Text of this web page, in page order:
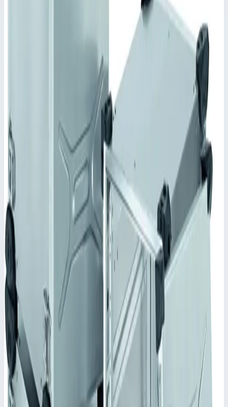
Штабелируется благодаря штабельным шишкам и
Изделия одинаковой номинальной глубиной можно
Ручки ZARGES Comfort для эргономичного
обслуживания и нагрузок до 50 кг.
Общие сведения
Артикул
📋
Характеристики
Внешние размеры
586,0х568,0х315,0 мм
Номинальная глубина
Высота установки
•
Параметры
Наружный размер Д x Ш x В
586х568х315 мм
Высота (HE/U)
5
Сценарии применения
Корпус Mitraset Racklite Basic 19" Zar ges 45955 Переносные
корпусы для электронных приборов